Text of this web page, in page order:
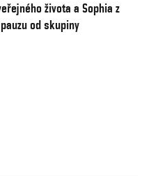
života a Sophia z
pauzu od skupiny